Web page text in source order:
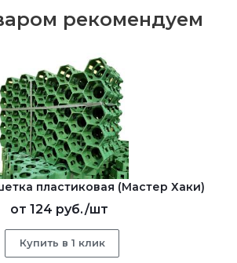
рекомендуем
пластиковая (Мастер Хаки)
от 124 руб./шт
Купить в 1 клик